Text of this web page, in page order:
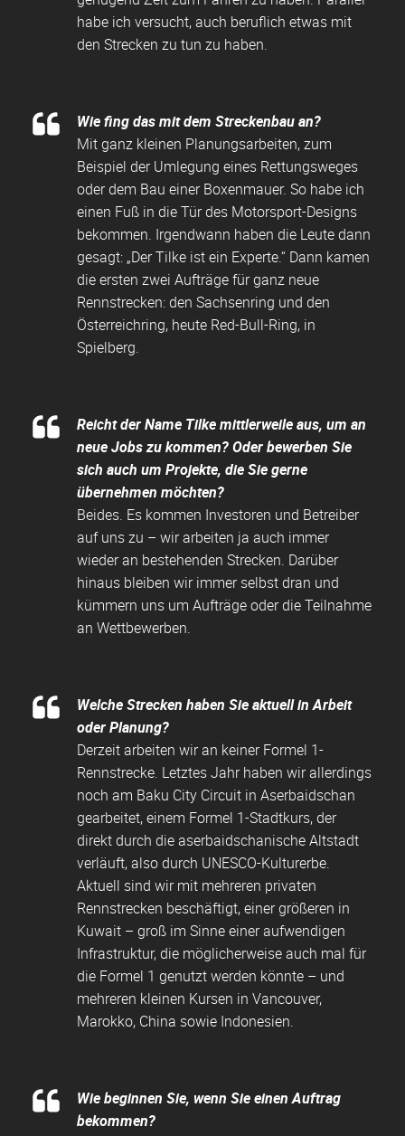
habe ich versucht, auch beruflich etwas mit
den Strecken zu tun zu haben.
Wie fing das mit dem Streckenbau an?
Mit ganz kleinen Planungsarbeiten, zum
Beispiel der Umlegung eines Rettungsweges
oder dem Bau einer Boxenmauer. So habe ich
einen Fuß in die Tür des Motorsport-Designs
bekommen. Irgendwann haben die Leute dann
gesagt: „Der Tilke ist ein Experte.“ Dann kamen
die ersten zwei Aufträge für ganz neue
Rennstrecken: den Sachsenring und den
Österreichring, heute Red-Bull-Ring, in
Spielberg.
Reicht der Name Tilke mittlerweile aus, um an
neue Jobs zu kommen? Oder bewerben Sie
sich auch um Projekte, die Sie gerne
übernehmen möchten?
Beides. Es kommen Investoren und Betreiber
auf uns zu – wir arbeiten ja auch immer
wieder an bestehenden Strecken. Darüber
hinaus bleiben wir immer selbst dran und
kümmern uns um Aufträge oder die Teilnahme
an Wettbewerben.
Welche Strecken haben Sie aktuell in Arbeit
oder Planung?
Derzeit arbeiten wir an keiner Formel 1-
Rennstrecke. Letztes Jahr haben wir allerdings
noch am Baku City Circuit in Aserbaidschan
gearbeitet, einem Formel 1-Stadtkurs, der
direkt durch die aserbaidschanische Altstadt
verläuft, also durch UNESCO-Kulturerbe.
Aktuell sind wir mit mehreren privaten
Rennstrecken beschäftigt, einer größeren in
Kuwait – groß im Sinne einer aufwendigen
Infrastruktur, die möglicherweise auch mal für
die Formel 1 genutzt werden könnte – und
mehreren kleinen Kursen in Vancouver,
Marokko, China sowie Indonesien.
Wie beginnen Sie, wenn Sie einen Auftrag
bekommen?